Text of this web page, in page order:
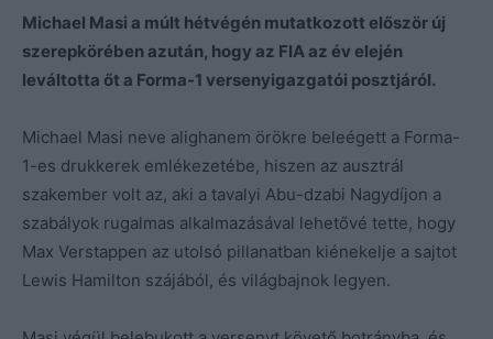
Michael Masi a múlt hétvégén mutatkozott először új
szerepkörében azután, hogy az FIA az év elején
leváltotta őt a Forma-1 versenyigazgatói posztjáról.
Michael Masi neve alighanem örökre beleégett a Forma-
1-es drukkerek emlékezetébe, hiszen az ausztrál
szakember volt az, aki a tavalyi Abu-dzabi Nagydíjon a
szabályok rugalmas alkalmazásával lehetővé tette, hogy
Max Verstappen az utolsó pillanatban kiénekelje a sajtot
Lewis Hamilton szájából, és világbajnok legyen.